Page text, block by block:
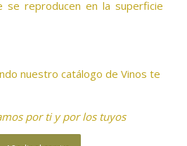
se reproducen en la superficie
nuestro catálogo de Vinos te
por ti y por los tuyos